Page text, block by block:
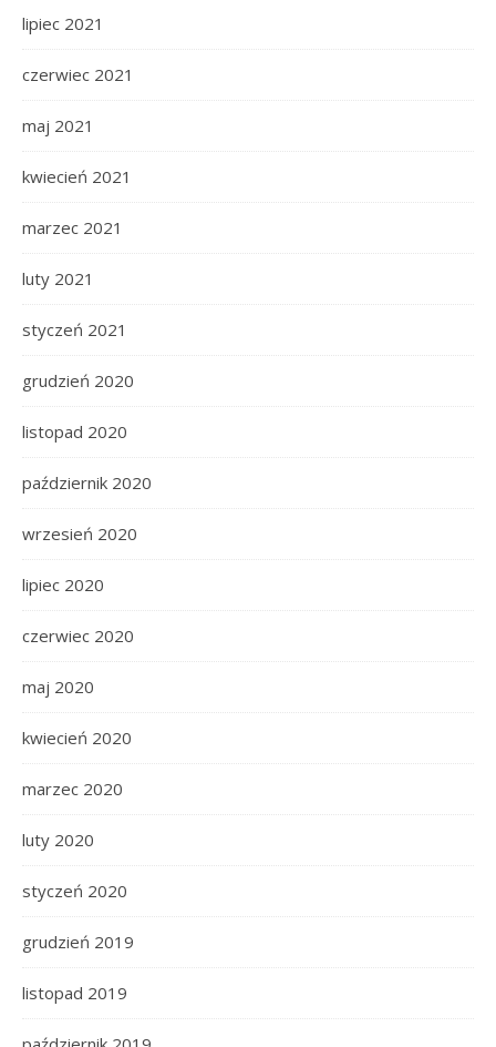
lipiec 2021
czerwiec 2021
maj 2021
kwiecień 2021
marzec 2021
luty 2021
styczeń 2021
grudzień 2020
listopad 2020
październik 2020
wrzesień 2020
lipiec 2020
czerwiec 2020
maj 2020
kwiecień 2020
marzec 2020
luty 2020
styczeń 2020
grudzień 2019
listopad 2019